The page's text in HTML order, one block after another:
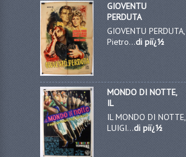
GIOVENTU
PERDUTA
GIOVENTU PERDUTA,
Pietro...di piï¿½
MONDO DI NOTTE,
IL
IL MONDO DI NOTTE,
LUIGI...di piï¿½